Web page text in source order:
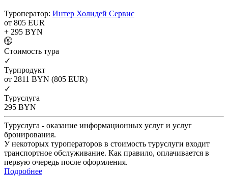
Туроператор: Интер Холидей Сервис
от 805 EUR
+ 295 BYN
Cтоимость тура
✓
Турпродукт
от 2811 BYN (805 EUR)
✓
Туруслуга
295 BYN
Туруслуга - оказание информационных услуг и услуг
бронирования.
У некоторых туроператоров в стоимость туруслуги входит
транспортное обслуживание. Как правило, оплачивается в
первую очередь после оформления.
Подробнее